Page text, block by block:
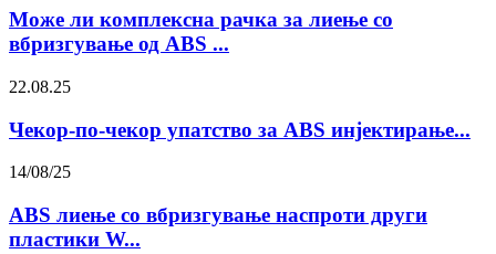
Може ли комплексна рачка за лиење со
вбризгување од ABS ...
22.08.25
Чекор-по-чекор упатство за ABS инјектирање...
14/08/25
ABS лиење со вбризгување наспроти други
пластики W...